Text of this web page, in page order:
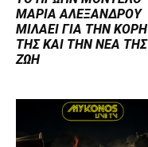
ΜΑΡΙΑ ΑΛΕΞΑΝΔΡΟΥ
ΜΙΛΑΕΙ ΓΙΑ ΤΗΝ ΚΟΡΗ
ΤΗΣ ΚΑΙ ΤΗΝ ΝΕΑ ΤΗΣ
ΖΩΗ